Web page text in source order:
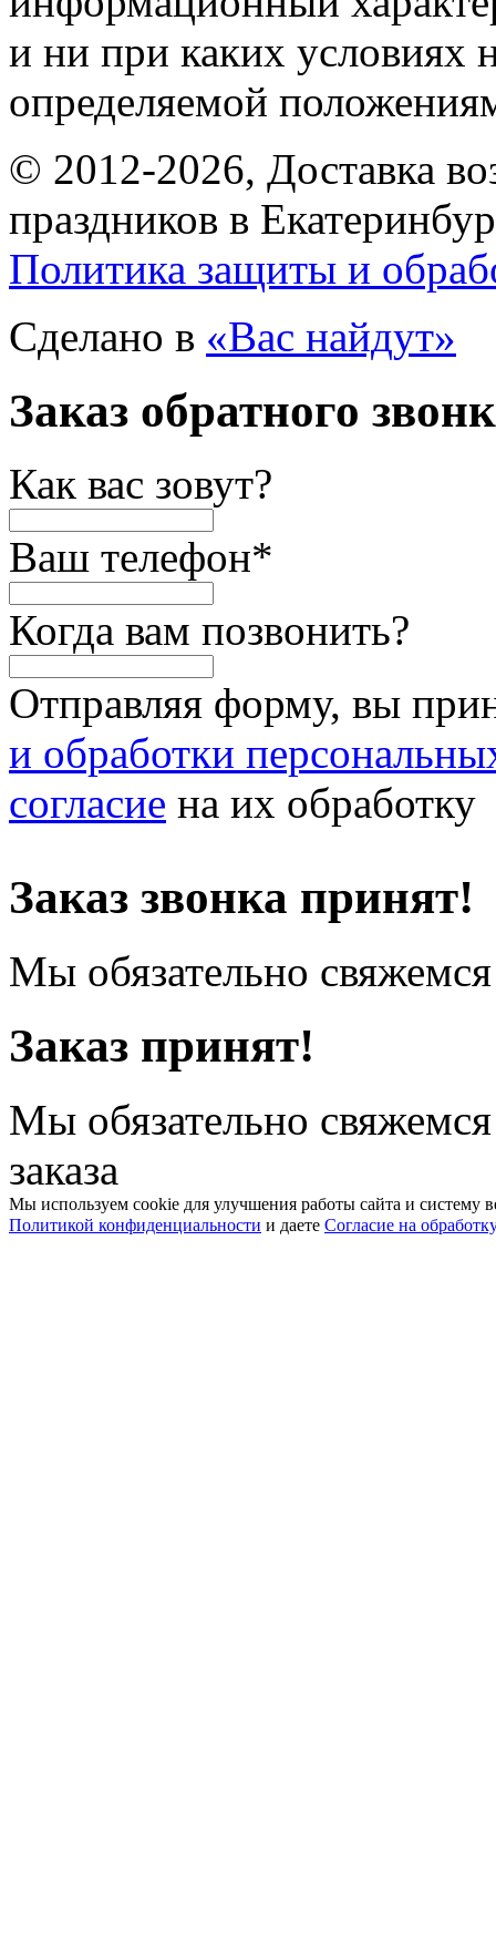
и ни при каких условиях
определяемой
© 2012-2026, Доставка
праздников в
Политика защиты и
Сделано в «Вас найдут»
Заказ обратного
Как вас зовут?
Ваш телефон*
Когда вам позвонить?
Отправляя форму, вы
и обработки
согласие на их обработку
Заказ звонка принят!
Мы обязательно
Заказ принят!
Мы обязательно
заказа
Мы используем cookie для улучшения работы сайта и систему
Политикой конфиденциальности и даете Согласие на